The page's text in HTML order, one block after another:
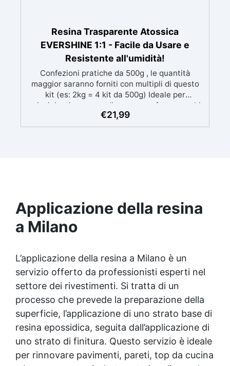
Resina Trasparente Atossica
EVERSHINE 1:1 - Facile da Usare e
Resistente all'umidità!
Confezioni pratiche da 500g , le quantità
maggior saranno forniti con multipli di questo
kit (es: 2kg = 4 kit da 500g) Ideale per
principianti: a prova di errore, perfetta per chi
inizia. Sempre lucida: garantisce una finitura
brillante e uniforme in ogni condizione.
€21,99
Applicazione della resina
a Milano
L’applicazione della resina a Milano è un
servizio offerto da professionisti esperti nel
settore dei rivestimenti. Si tratta di un
processo che prevede la preparazione della
superficie, l’applicazione di uno strato base di
resina epossidica, seguita dall’applicazione di
uno strato di finitura. Questo servizio è ideale
per rinnovare pavimenti, pareti, top da cucina